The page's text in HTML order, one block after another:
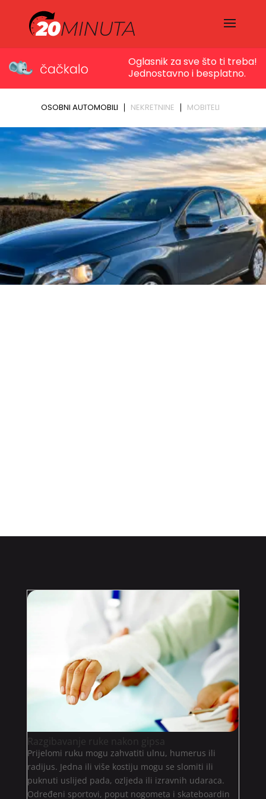
Razgibavanje ruke nakon gipsa
Prijelomi ruku mogu zahvatiti ulnu, humerus ili
radijus. Jedna ili više kostiju mogu se slomiti ili
puknuti uslijed pada, ozljeda ili izravnih udaraca.
Određeni sportovi, poput nogometa i skateboardin